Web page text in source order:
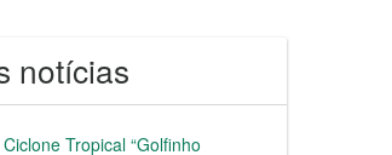
notícias
Tropical “Golfinho